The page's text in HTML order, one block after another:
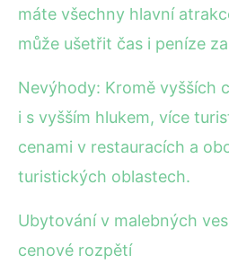
máte všechny hlavní
může ušetřit čas i peníze
Nevýhody: Kromě vyšších
i s vyšším hlukem, více
cenami v restauracích a
turistických oblastech.
Ubytování v malebných
cenové rozpětí